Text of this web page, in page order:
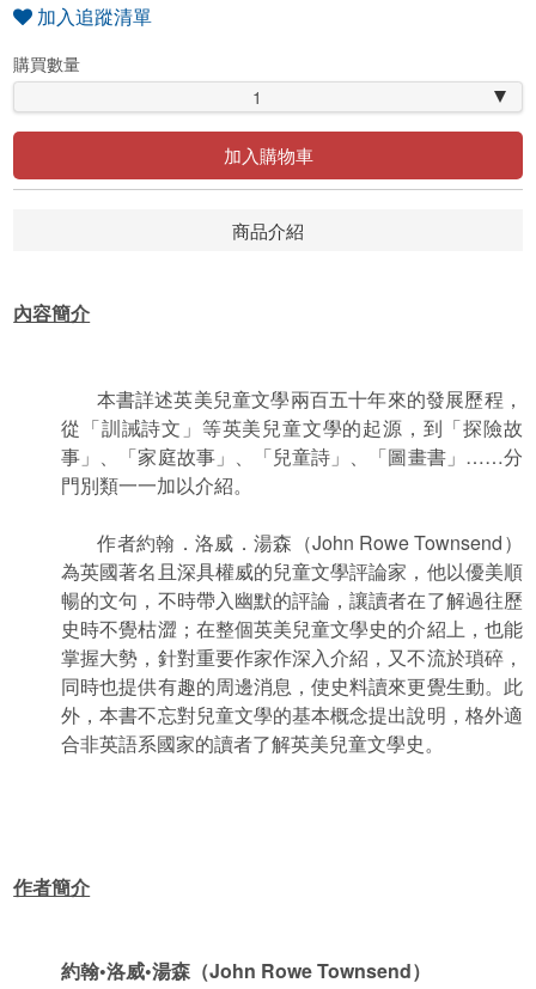
加入追蹤清單
購買數量
1
加入購物車
商品介紹
內容簡介
本書詳述英美兒童文學兩百五十年來的發展歷程，
從「訓誡詩文」等英美兒童文學的起源，到「探險故
事」、「家庭故事」、「兒童詩」、「圖畫書」……分
門別類一一加以介紹。
作者約翰．洛威．湯森（John Rowe Townsend）
為英國著名且深具權威的兒童文學評論家，他以優美順
暢的文句，不時帶入幽默的評論，讓讀者在了解過往歷
史時不覺枯澀；在整個英美兒童文學史的介紹上，也能
掌握大勢，針對重要作家作深入介紹，又不流於瑣碎，
同時也提供有趣的周邊消息，使史料讀來更覺生動。此
外，本書不忘對兒童文學的基本概念提出說明，格外適
合非英語系國家的讀者了解英美兒童文學史。
作者簡介
約翰•洛威•湯森（John Rowe Townsend）